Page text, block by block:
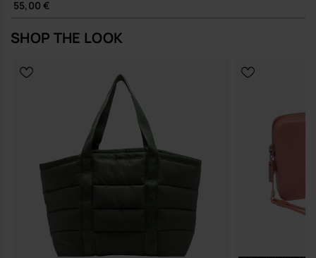
55,00 €
SHOP THE LOOK